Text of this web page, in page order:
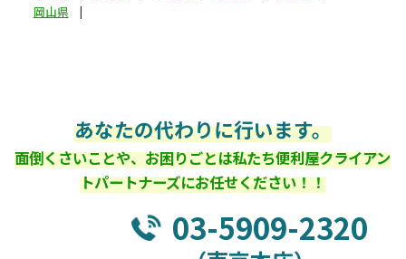
岡山県
あなたの代わりに行います。
面倒くさいことや、お困りごとは私たち便利屋クライアン
トパートナーズにお任せください！！
03-5909-2320